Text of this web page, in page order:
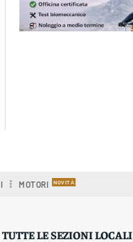
MOTORI
TUTTE LE SEZIONI LOCALI